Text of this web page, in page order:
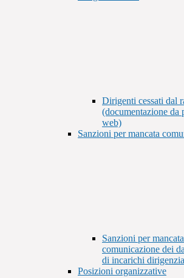
Dirigenti cessati dal
(documentazione da
web)
Sanzioni per mancata
Sanzioni per
comunicazione dei
di incarichi
Posizioni organizzative